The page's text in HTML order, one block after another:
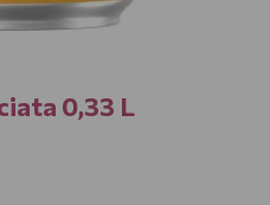
0,33 L